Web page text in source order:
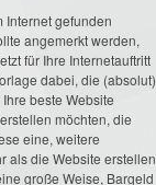
Internet gefunden
angemerkt werden,
für Ihre Internetauftritt
dabei, die (absolut)
beste Website
möchten, die
eine, weitere
als die Website erstellen
große Weise, Bargeld